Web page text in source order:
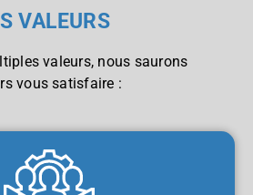
VALEURS
valeurs, nous saurons
vous satisfaire :